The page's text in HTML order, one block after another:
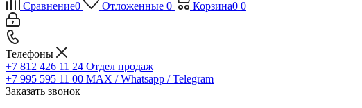
Сравнение0 Отложенные 0 Корзина0 0
Телефоны
+7 812 426 11 24 Отдел продаж
+7 995 595 11 00 MAX / Whatsapp / Telegram
Заказать звонок